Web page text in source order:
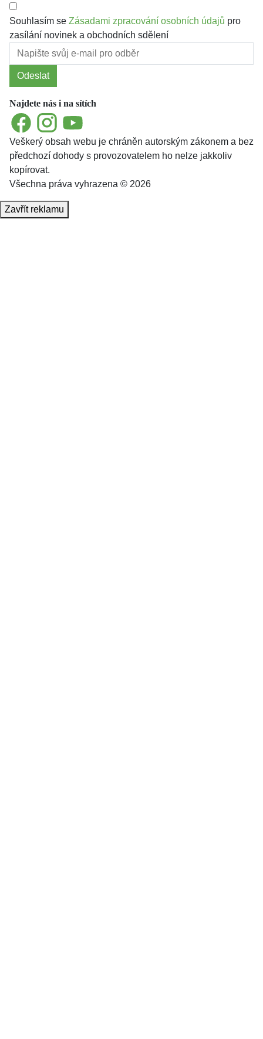
Souhlasím se Zásadami zpracování osobních údajů pro
zasílání novinek a obchodních sdělení
Odeslat
Najdete nás i na sítích
FacebookInstagramYouTube
Veškerý obsah webu je chráněn autorským zákonem a bez
předchozí dohody s provozovatelem ho nelze jakkoliv
kopírovat.
Všechna práva vyhrazena © 2026
Zavřít reklamu